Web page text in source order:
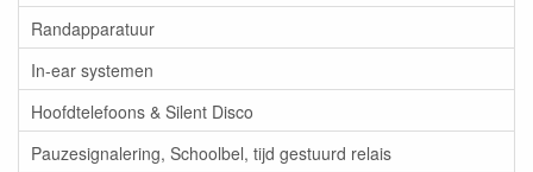
Randapparatuur
In-ear systemen
Hoofdtelefoons & Silent Disco
Pauzesignalering, Schoolbel, tijd gestuurd relais